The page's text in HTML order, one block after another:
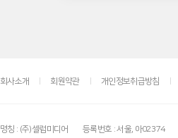
회사소개 회원약관 개인정보취급방침
명칭 : (주)셀럽미디어 등록번호 : 서울, 아02374